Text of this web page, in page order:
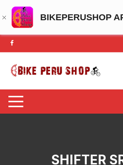
BIKEPERUSHOP
Saltar
al
contenido
SHIFTER